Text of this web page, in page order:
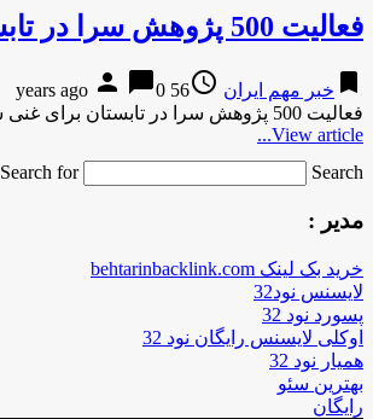
فعالیت 500 پژوهش سرا در تابستان برای غنی سازی اوقات فراغت دانش آموزان
bookmark خبر مهم ایران access_time
56 years ago
person chat_bubble0
فعالیت 500 پژوهش سرا در تابستان برای غنی سازی اوقات فراغت دانش آموزان به گزارش مركز اطلاع رساني و روابط …
View article...
Search for
Search …
مدیر :
خرید بک لینک behtarinbacklink.com
لایسنس نود32
پسورد نود 32
اوکلی لایسنس رایگان نود 32
همیار نود 32
بهترین سئو
رایگان